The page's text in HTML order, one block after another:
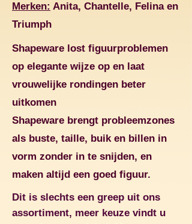
Merken: Anita, Chantelle, Felina en
Triumph
Shapeware lost figuurproblemen
op elegante wijze op en laat
vrouwelijke rondingen beter
uitkomen
Shapeware brengt probleemzones
als buste, taille, buik en billen in
vorm zonder in te snijden, en
maken altijd een goed figuur.
Dit is slechts een greep uit ons
assortiment, meer keuze vindt u